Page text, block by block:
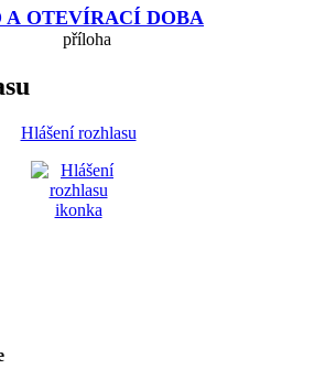
A OTEVÍRACÍ DOBA
Hlášení rozhlasu